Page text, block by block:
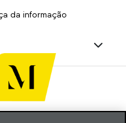
da informação